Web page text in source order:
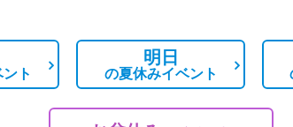
ト
明日
の夏休みイベント